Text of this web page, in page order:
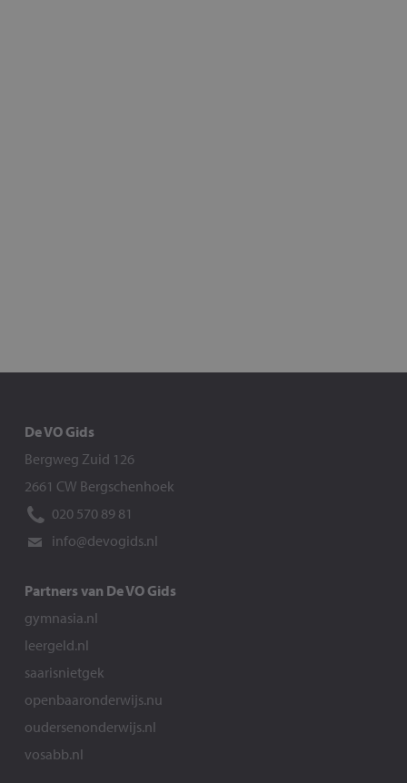
De VO Gids
Bergweg Zuid 126
2661 CW Bergschenhoek
020 570 89 81
info@devogids.nl
Partners van De VO Gids
gymnasia.nl
leergeld.nl
saarisnietgek
openbaaronderwijs.nu
oudersenonderwijs.nl
vosabb.nl